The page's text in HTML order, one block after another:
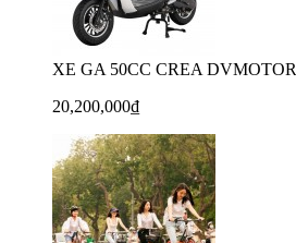
XE GA 50CC CREA DVMOTOR
20,200,000₫